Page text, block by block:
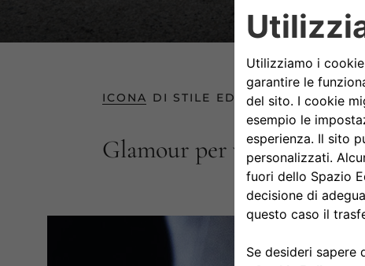
ICONA DI STILE ED ELEGANZA
Glamour per vocazione